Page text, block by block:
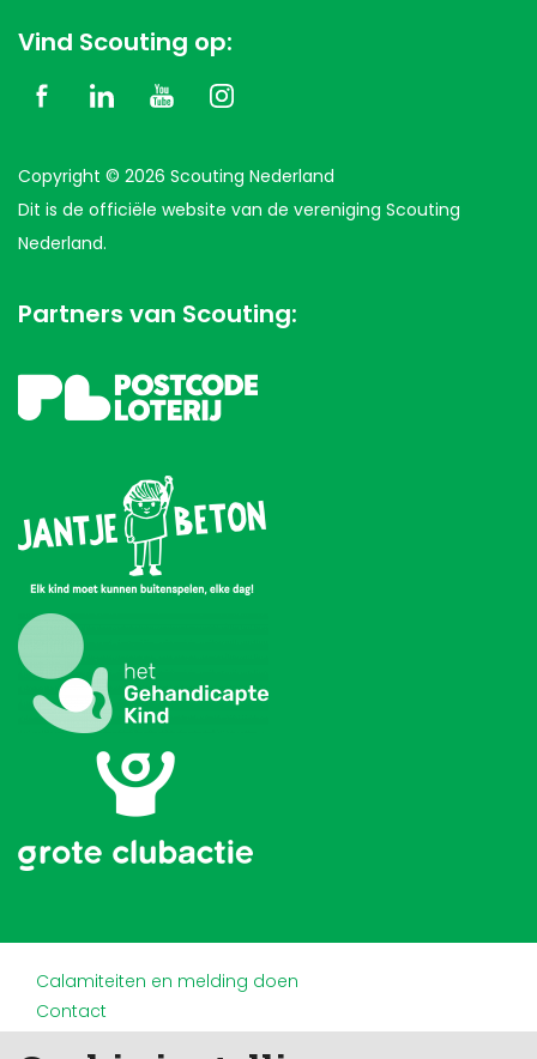
Vind Scouting op:
Copyright © 2026 Scouting Nederland
Dit is de officiële website van de vereniging Scouting
Nederland.
Partners van Scouting:
Calamiteiten en melding doen
Contact